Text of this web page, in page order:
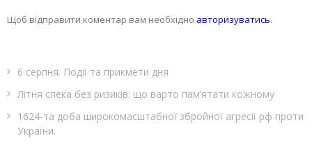
Щоб відправити коментар вам необхідно авторизуватись.
6 серпня. Події та прикмети дня
Літня спека без ризиків: що варто пам’ятати кожному
1624-та доба широкомасштабної збройної агресії рф проти
України.